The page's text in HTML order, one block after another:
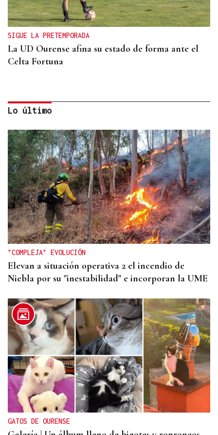
SIGUE LA PRETEMPORADA
La UD Ourense afina su estado de forma ante el
Celta Fortuna
GANADORAS
Título de dobles para las hermanas Jorge en el
Cidade de Ourense sin necesidad de final
Lo último
"COMPLEJA" EVOLUCIÓN
Elevan a situación operativa 2 el incendio de
Niebla por su "inestabilidad" e incorporan la UME
GATOS DE OURENSE